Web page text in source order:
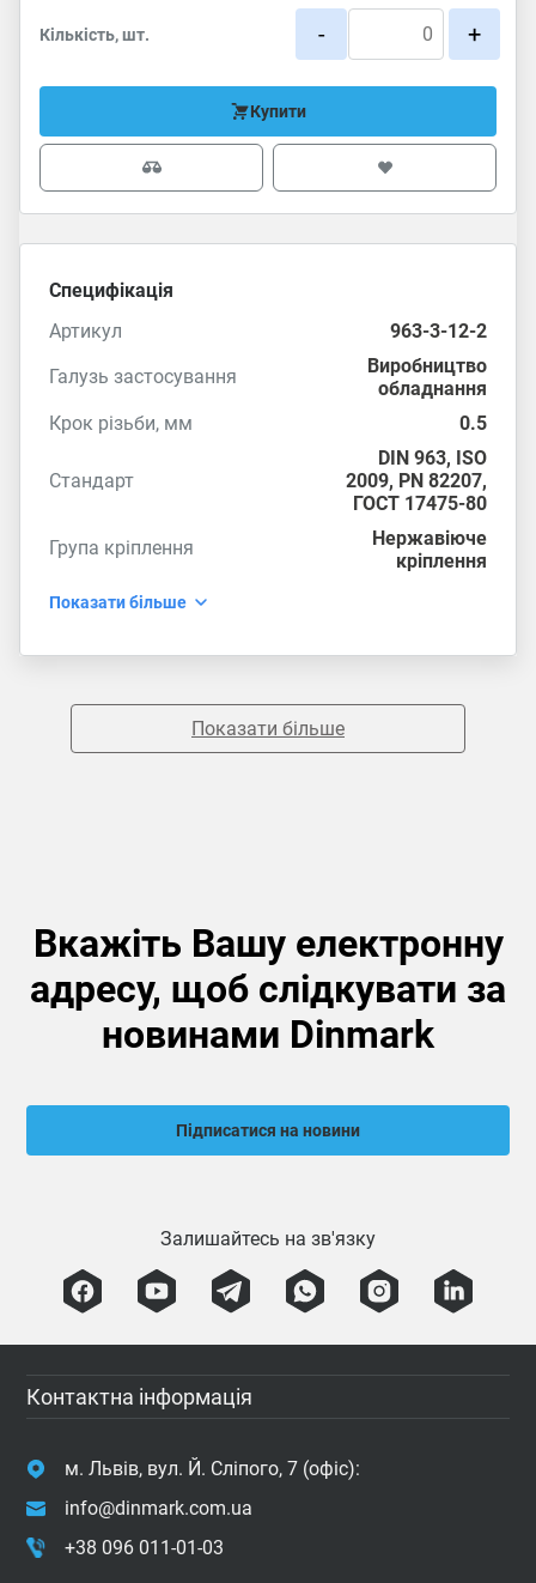
Кількість, шт. - +
Купити
Специфікація
Артикул
963-3-12-2
Галузь застосування
Виробництво
обладнання
Крок різьби, мм
0.5
Стандарт
DIN 963, ISO
2009, PN 82207,
ГОСТ 17475-80
Група кріплення
Нержавіюче
кріплення
Показати більше
Показати більше
Вкажіть Вашу електронну
адресу, щоб слідкувати за
новинами Dinmark
Підписатися на новини
Залишайтесь на зв'язку
Контактна інформація
м. Львів, вул. Й. Сліпого, 7 (офіс):
info@dinmark.com.ua
+38 096 011-01-03